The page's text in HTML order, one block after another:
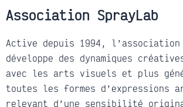
Association SprayLab
Active depuis 1994, l’association
développe des dynamiques
avec les arts visuels et plus
toutes les formes d’expressions
relevant d’une sensibilité